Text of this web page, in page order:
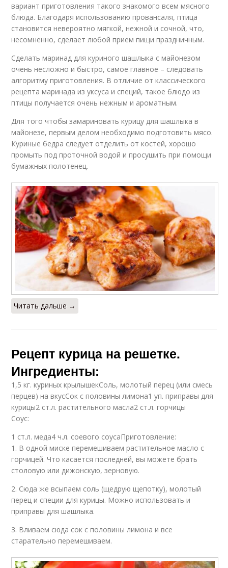
вариант приготовления такого знакомого всем мясного
блюда. Благодаря использованию провансаля, птица
становится невероятно мягкой, нежной и сочной, что,
несомненно, сделает любой прием пищи праздничным.
Сделать маринад для куриного шашлыка с майонезом
очень несложно и быстро, самое главное – следовать
алгоритму приготовления. В отличие от классического
рецепта маринада из уксуса и специй, такое блюдо из
птицы получается очень нежным и ароматным.
Для того чтобы замариновать курицу для шашлыка в
майонезе, первым делом необходимо подготовить мясо.
Куриные бедра следует отделить от костей, хорошо
промыть под проточной водой и просушить при помощи
бумажных полотенец.
Читать дальше →
Рецепт курица на решетке.
Ингредиенты:
1,5 кг. куриных крылышекСоль, молотый перец (или смесь
перцев) на вкусСок с половины лимона1 уп. приправы для
курицы2 ст.л. растительного масла2 ст.л. горчицы
Соус:
1 ст.л. меда4 ч.л. соевого соусаПриготовление:
1. В одной миске перемешиваем растительное масло с
горчицей. Что касается последней, вы можете брать
столовую или дижонскую, зерновую.
2. Сюда же всыпаем соль (щедрую щепотку), молотый
перец и специи для курицы. Можно использовать и
приправы для шашлыка.
3. Вливаем сюда сок с половины лимона и все
старательно перемешиваем.